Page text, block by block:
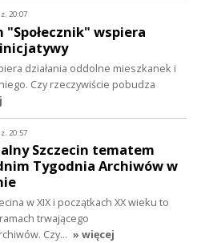
20:07
"Społecznik" wspiera
działania oddolne mieszkanek i
Czy rzeczywiście pobudza
20:57
Szczecin tematem
Tygodnia Archiwów w
w XIX i początkach XX wieku to
trwającego
Czy… » więcej